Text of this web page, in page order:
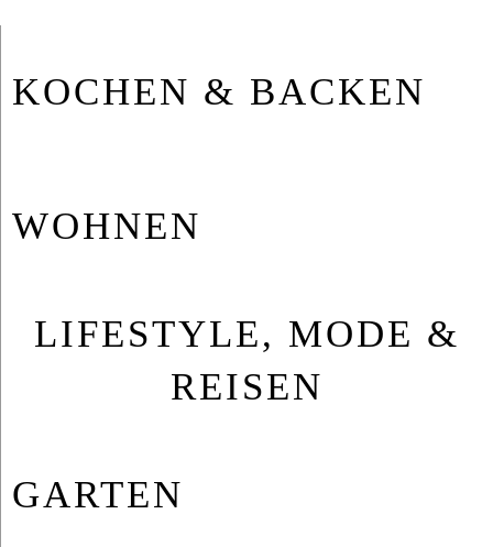
KO­CHEN & BA­CKEN
WOH­NEN
LIFESTYLE, MODE &
REISEN
GAR­TEN